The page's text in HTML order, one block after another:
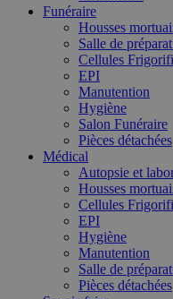
Funéraire
Housses
Salle de
Cellules
EPI
Manutention
Hygiène
Salon Funéraire
Pièces détachées
Médical
Autopsie et
Housses
Cellules
EPI
Hygiène
Manutention
Salle de
Pièces détachées